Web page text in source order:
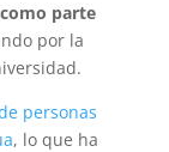
parte
por la
personas
, lo que ha